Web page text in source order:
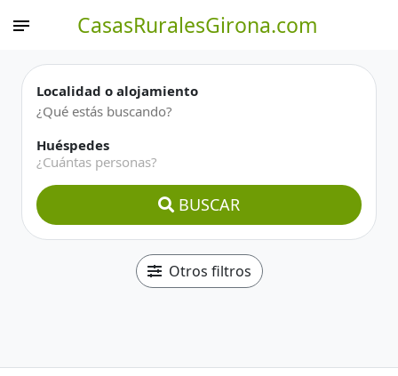
CasasRuralesGirona.com
Localidad o alojamiento
Huéspedes
¿Cuántas personas?
BUSCAR
Otros filtros